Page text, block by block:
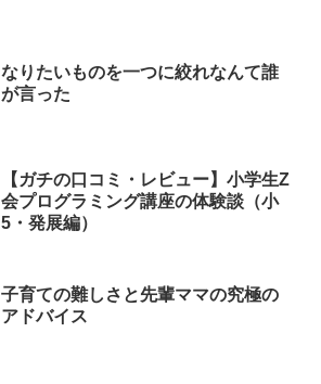
なりたいものを一つに絞れなんて誰
が言った
【ガチの口コミ・レビュー】小学生Z
会プログラミング講座の体験談（小
5・発展編）
子育ての難しさと先輩ママの究極の
アドバイス